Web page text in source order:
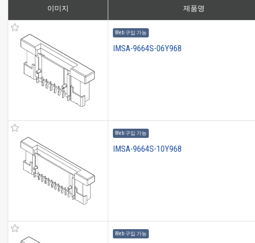
이미지 제품명
Web 구입 가능
IMSA-9664S-06Y968
Web 구입 가능
IMSA-9664S-10Y968
Web 구입 가능